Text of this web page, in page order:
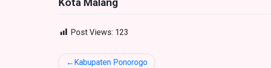
Kota Malang
Post Views: 123
PostKabupaten Ponorogo